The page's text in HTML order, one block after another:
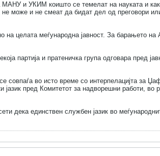
и УКИМ коишто се темелат на науката и
не може и не смеат да бидат дел од преговори
на целата меѓународна јавност. За барањето
партија и пратеничка група одговара пред
совпаѓа во исто време со интерпелацијта за
јазик пред Комитетот за надворешни работи, во
дека единствен службен јазик во